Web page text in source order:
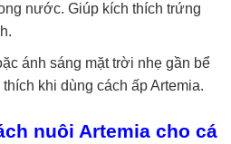
nước. Giúp kích thích trứng
ánh sáng mặt trời nhẹ gần bể
khi dùng cách ấp Artemia.
nuôi Artemia cho cá